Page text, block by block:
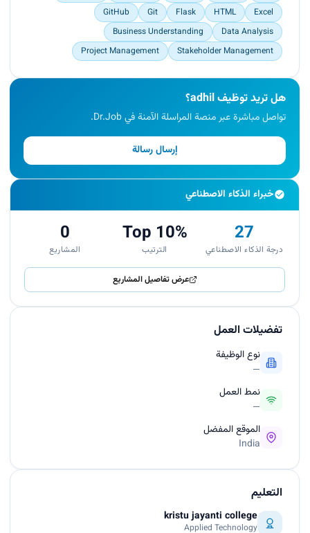
Excel
HTML
Flask
Git
GitHub
Data Analysis
Business Understanding
Stakeholder Management
Project Management
هل تريد توظيف adhil؟
تواصل مباشرة عبر منصة المراسلة الآمنة في Dr.Job.
إرسال رسالة
خبراء الذكاء الاصطناعي
27
درجة الذكاء الاصطناعي
Top 10%
الترتيب
0
المشاريع
عرض تفاصيل المشاريع
تفضيلات العمل
نوع الوظيفة
—
نمط العمل
—
الموقع المفضل
India
التعليم
kristu jayanti college
Applied Technology